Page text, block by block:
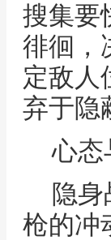
搜集要
徘徊，
定敌人
弃于隐
心态
隐
枪的冲